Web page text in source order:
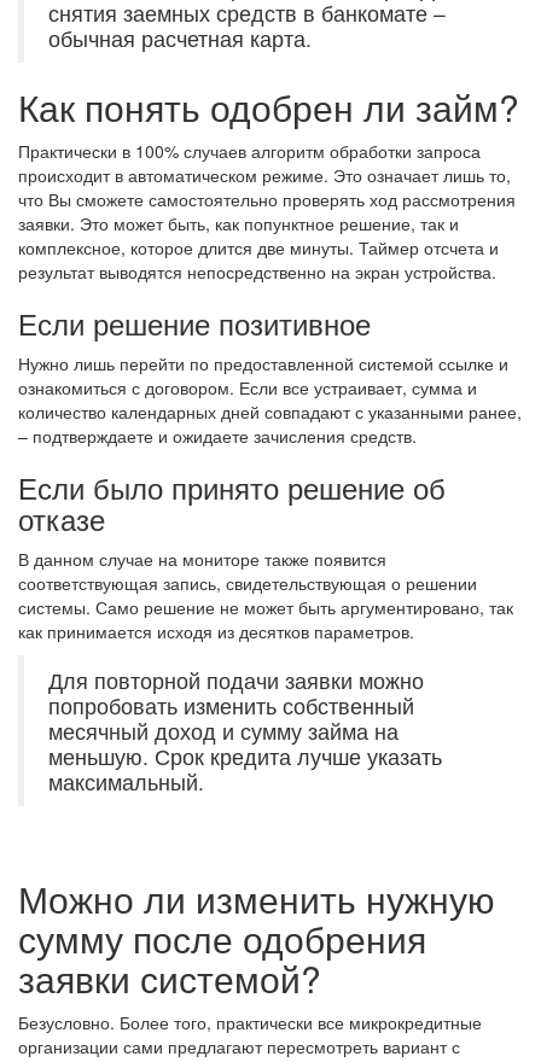
снятия заемных средств в банкомате –
обычная расчетная карта.
Как понять одобрен ли займ?
Практически в 100% случаев алгоритм обработки запроса
происходит в автоматическом режиме. Это означает лишь то,
что Вы сможете самостоятельно проверять ход рассмотрения
заявки. Это может быть, как попунктное решение, так и
комплексное, которое длится две минуты. Таймер отсчета и
результат выводятся непосредственно на экран устройства.
Если решение позитивное
Нужно лишь перейти по предоставленной системой ссылке и
ознакомиться с договором. Если все устраивает, сумма и
количество календарных дней совпадают с указанными ранее,
– подтверждаете и ожидаете зачисления средств.
Если было принято решение об
отказе
В данном случае на мониторе также появится
соответствующая запись, свидетельствующая о решении
системы. Само решение не может быть аргументировано, так
как принимается исходя из десятков параметров.
Для повторной подачи заявки можно
попробовать изменить собственный
месячный доход и сумму займа на
меньшую. Срок кредита лучше указать
максимальный.
Можно ли изменить нужную
сумму после одобрения
заявки системой?
Безусловно. Более того, практически все микрокредитные
организации сами предлагают пересмотреть вариант с